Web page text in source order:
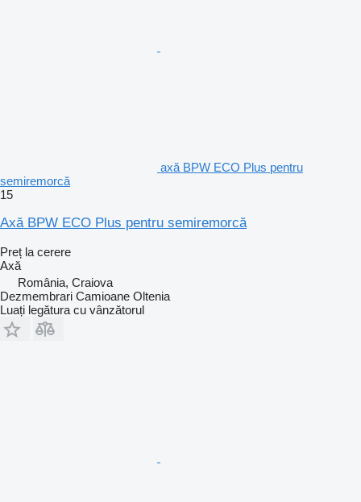
axă BPW ECO Plus pentru
semiremorcă
15
Axă BPW ECO Plus pentru semiremorcă
Preț la cerere
Axă
România, Craiova
Dezmembrari Camioane Oltenia
Luați legătura cu vânzătorul